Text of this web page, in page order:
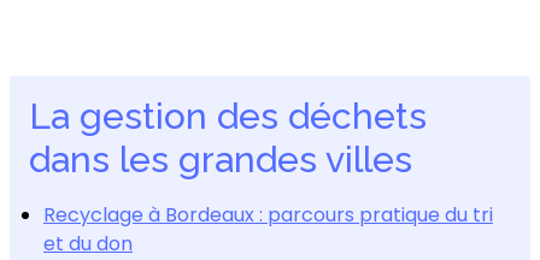
La gestion des déchets
dans les grandes villes
Recyclage à Bordeaux : parcours pratique du tri
et du don